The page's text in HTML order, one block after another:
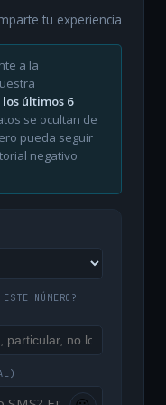
tu experiencia
a la
últimos 6
se ocultan de
pueda seguir
negativo
NÚMERO?